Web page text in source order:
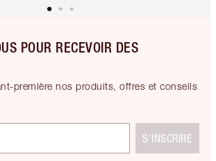
POUR RECEVOIR DES
première nos produits, offres et conseils
S’INSCRIRE